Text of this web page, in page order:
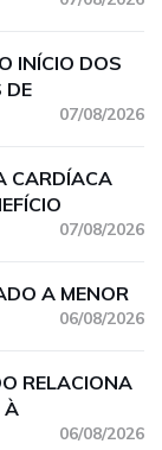
INÍCIO DOS
DE
07/08/2026
CARDÍACA
07/08/2026
A MENOR
06/08/2026
RELACIONA
À
06/08/2026